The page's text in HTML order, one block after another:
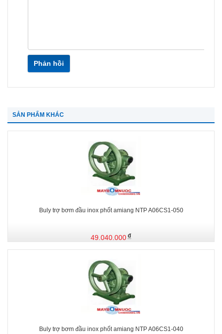
Phản hồi
SẢN PHẨM KHÁC
Buly trợ bơm đầu inox phốt amiang NTP A06CS1-050
49.040.000
Buly trợ bơm đầu inox phốt amiang NTP A06CS1-040